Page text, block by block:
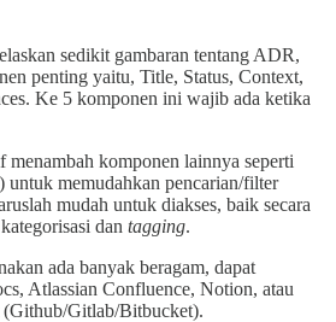
sedikit gambaran tentang ADR,
penting yaitu, Title, Status, Context,
Ke 5 komponen ini wajib ada ketika
komponen lainnya seperti
untuk memudahkan pencarian/filter
mudah untuk diakses, baik secara
dan tagging.
ada banyak beragam, dapat
Atlassian Confluence, Notion, atau
Gitlab/Bitbucket).